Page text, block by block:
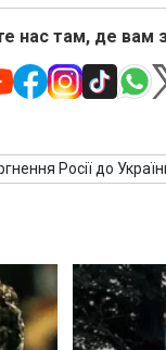
нас там, де вам
Росії до